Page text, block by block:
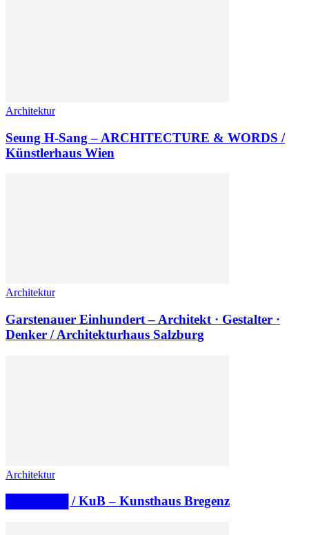
Architektur
Seung H-Sang – ARCHITECTURE & WORDS /
Künstlerhaus Wien
Architektur
Garstenauer Einhundert – Architekt · Gestalter ·
Denker / Architekturhaus Salzburg
Architektur
███████ / KuB – Kunsthaus Bregenz